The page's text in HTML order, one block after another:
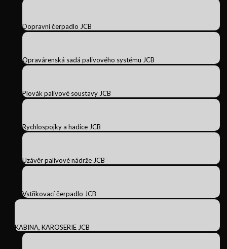
Dopravní čerpadlo JCB
Opravárenská sadá palivového systému JCB
Plovák palivové soustavy JCB
Rychlospojky a hadice JCB
Uzávěr palivové nádrže JCB
Vstřikovací čerpadlo JCB
KABINA, KAROSERIE JCB